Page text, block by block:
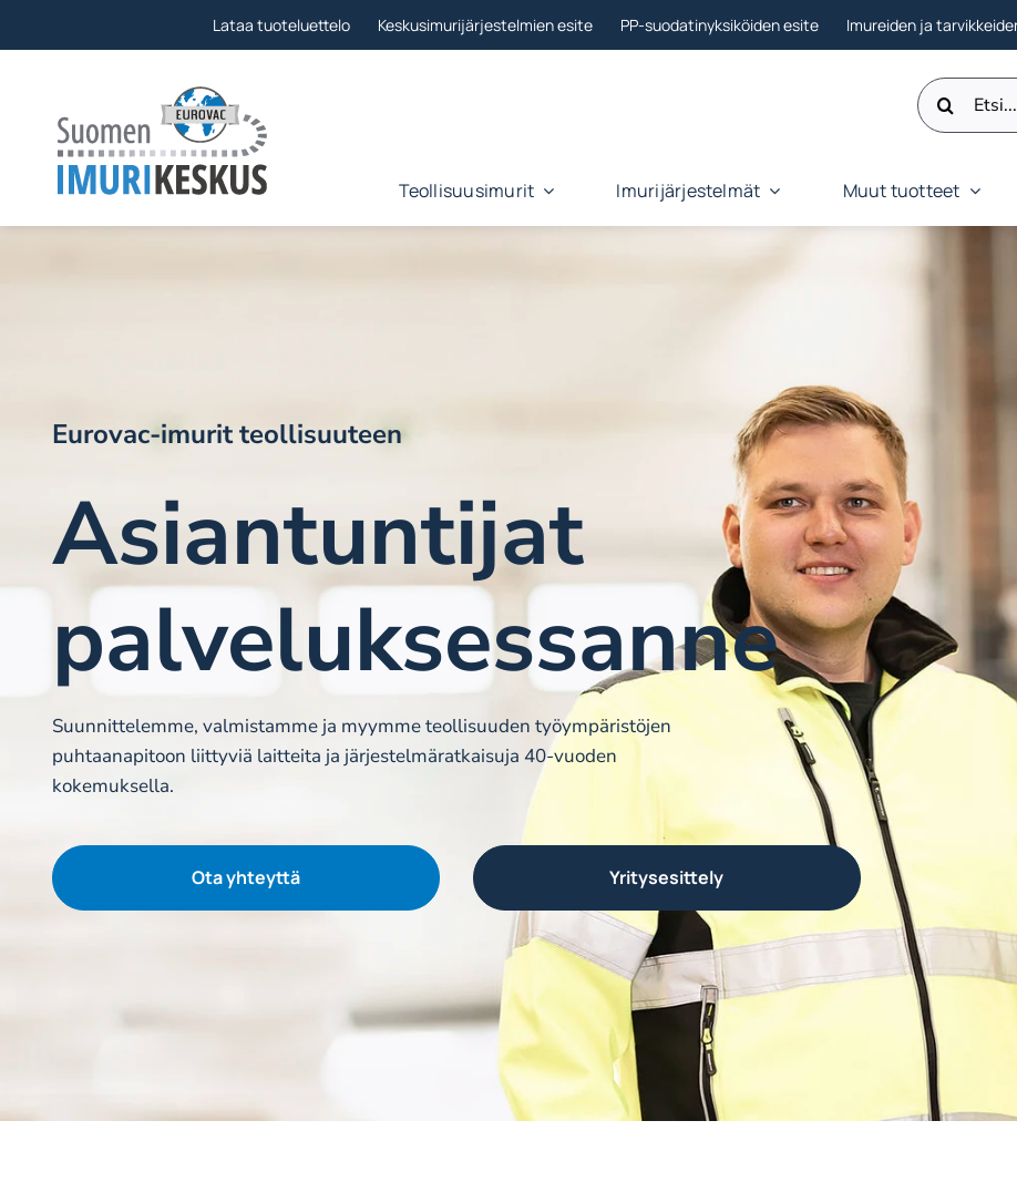
Lataa tuoteluettelo Keskusimurijärjestelmien esite PP-suodatinyksiköiden esite Imureiden ja
Etsi:
Teollisuusimurit Imurijärjestelmät Muut tuotteet
Eurovac-imurit teollisuuteen
Asiantuntijat
palveluksessanne
Suunnittelemme, valmistamme ja myymme teollisuuden työympäristöjen
puhtaanapitoon liittyviä laitteita ja järjestelmäratkaisuja 40-vuoden
kokemuksella.
Ota yhteyttä Yritysesittely